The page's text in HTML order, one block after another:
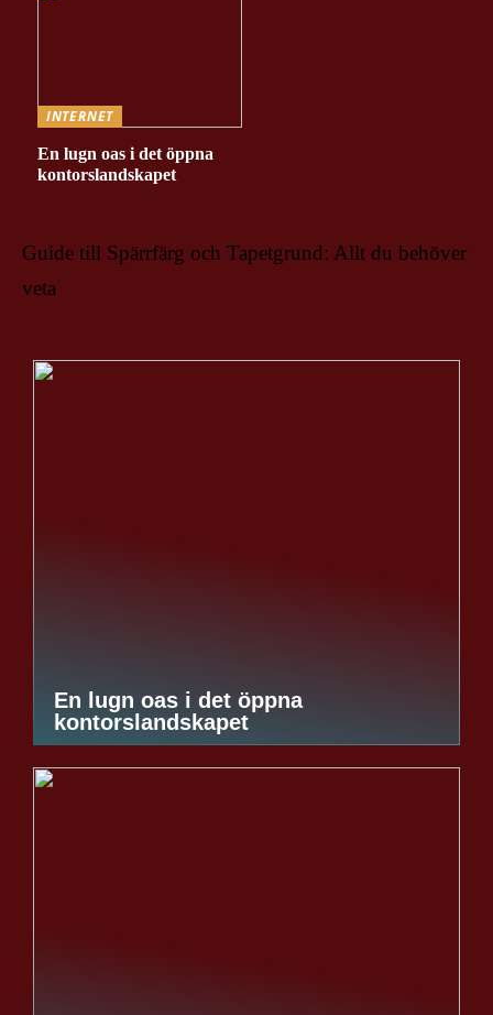
INTERNET
En lugn oas i det öppna
kontorslandskapet
Guide till Spärrfärg och Tapetgrund: Allt du behöver
veta
En lugn oas i det öppna
kontorslandskapet